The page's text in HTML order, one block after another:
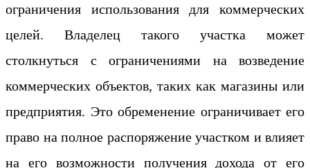
ограничения использования для коммерческих
целей. Владелец такого участка может
столкнуться с ограничениями на возведение
коммерческих объектов, таких как магазины или
предприятия. Это обременение ограничивает его
право на полное распоряжение участком и влияет
на его возможности получения дохода от его